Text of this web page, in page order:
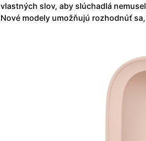
vlastných slov, aby slúchadlá
Nové modely umožňujú rozhodnúť